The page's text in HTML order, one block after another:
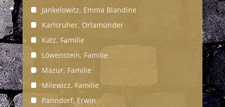
Jankelowitz, Emma Blandine
Karlsruher, Orlamünder
Katz, Familie
Löwenstein, Familie
Mazur, Familie
Milewicz, Familie
Panndorf, Erwin